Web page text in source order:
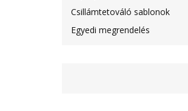
Csillámtetováló sablonok
Egyedi megrendelés